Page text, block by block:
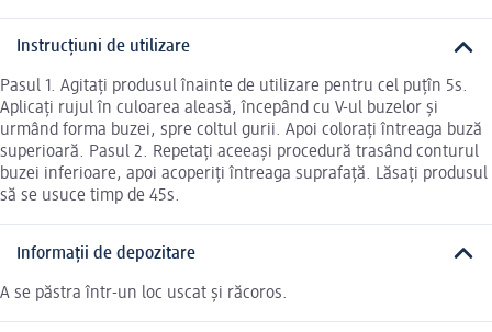
Instrucțiuni de utilizare
Pasul 1. Agitați produsul înainte de utilizare pentru cel puțîn 5s.
Aplicați rujul în culoarea aleasă, începând cu V-ul buzelor și
urmând forma buzei, spre coltul gurii. Apoi colorați întreaga buză
superioară. Pasul 2. Repetați aceeași procedură trasând conturul
buzei inferioare, apoi acoperiți întreaga suprafață. Lăsați produsul
să se usuce timp de 45s.
Informații de depozitare
A se păstra într-un loc uscat și răcoros.